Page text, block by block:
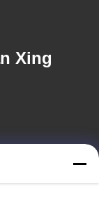
Xing